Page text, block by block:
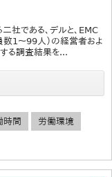
社である、デルと、EMC
1～99人）の経営者およ
る調査結果を...
時間 労働環境